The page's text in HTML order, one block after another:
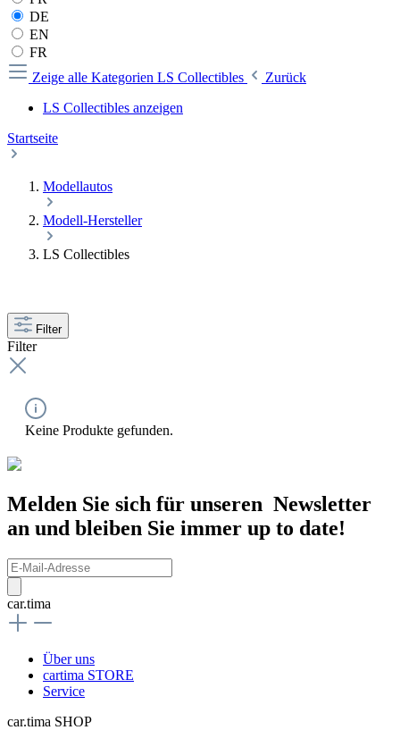
DE
EN
FR
Zeige alle Kategorien LS Collectibles
Zurück
LS Collectibles anzeigen
Startseite
Modellautos
Modell-Hersteller
LS Collectibles
Filter
Filter
Keine Produkte gefunden.
Melden Sie sich für unseren Newsletter
an und bleiben Sie immer up to date!
car.tima
Über uns
cartima STORE
Service
car.tima SHOP